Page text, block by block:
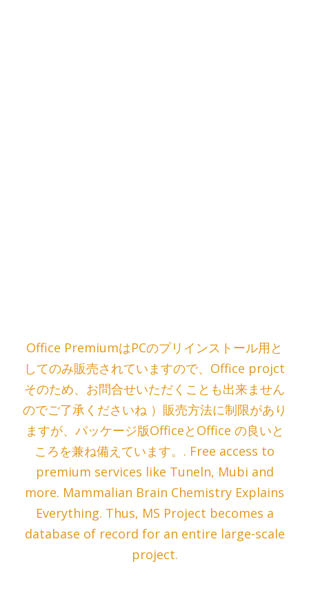
Office PremiumはPCのプリインストール用と
してのみ販売されていますので、Office projct
そのため、お問合せいただくことも出来ません
のでご了承くださいね ）販売方法に制限があり
ますが、パッケージ版OfficeとOffice の良いと
ころを兼ね備えています。. Free access to
premium services like Tuneln, Mubi and
more. Mammalian Brain Chemistry Explains
Everything. Thus, MS Project becomes a
database of record for an entire large-scale
project.